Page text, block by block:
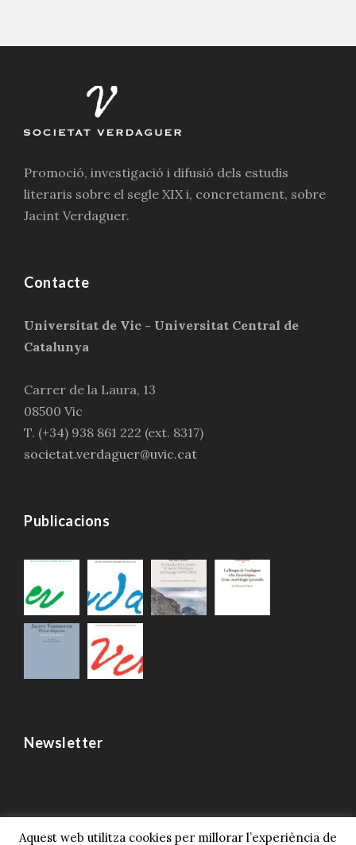
Promoció, investigació i difusió dels estudis
literaris sobre el segle XIX i, concretament, sobre
Jacint Verdaguer.
Contacte
Universitat de Vic - Universitat Central de
Catalunya
Carrer de la Laura, 13
08500 Vic
T. (+34) 938 861 222 (ext. 8317)
societat.verdaguer@uvic.cat
Publicacions
Newsletter
Aquest web utilitza cookies per millorar l’experiència de